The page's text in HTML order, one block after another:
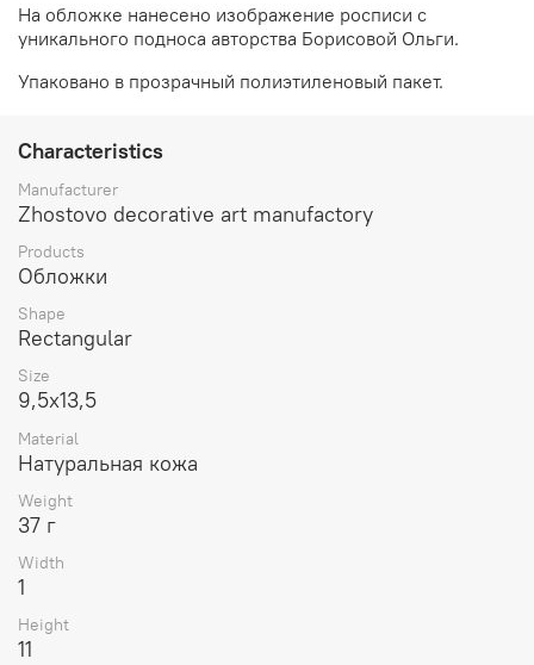
На обложке нанесено изображение росписи с
уникального подноса авторства Борисовой Ольги.
Упаковано в прозрачный полиэтиленовый пакет.
Characteristics
Manufacturer
Zhostovo decorative art manufactory
Products
Обложки
Shape
Rectangular
Size
9,5х13,5
Material
Натуральная кожа
Weight
37 г
Width
1
Height
11